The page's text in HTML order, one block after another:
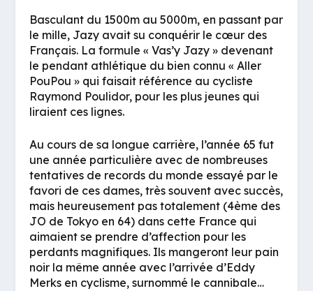
Basculant du 1500m au 5000m, en passant par
le mille, Jazy avait su conquérir le cœur des
Français. La formule « Vas’y Jazy » devenant
le pendant athlétique du bien connu « Aller
PouPou » qui faisait référence au cycliste
Raymond Poulidor, pour les plus jeunes qui
liraient ces lignes.
Au cours de sa longue carrière, l’année 65 fut
une année particulière avec de nombreuses
tentatives de records du monde essayé par le
favori de ces dames, très souvent avec succès,
mais heureusement pas totalement (4ème des
JO de Tokyo en 64) dans cette France qui
aimaient se prendre d’affection pour les
perdants magnifiques. Ils mangeront leur pain
noir la même année avec l’arrivée d’Eddy
Merks en cyclisme, surnommé le cannibale…